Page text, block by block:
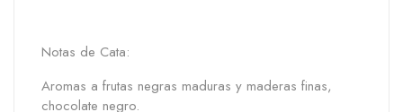
Notas de Cata:
Aromas a frutas negras maduras y maderas finas,
chocolate negro.